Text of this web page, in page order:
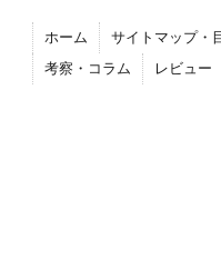
ホーム サイトマップ・
考察・コラム
レビュー